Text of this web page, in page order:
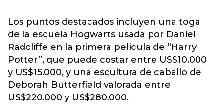
Los puntos destacados incluyen una toga
de la escuela Hogwarts usada por Daniel
Radcliffe en la primera película de “Harry
Potter”, que puede costar entre US$10.000
y US$15.000, y una escultura de caballo de
Deborah Butterfield valorada entre
US$220.000 y US$280.000.